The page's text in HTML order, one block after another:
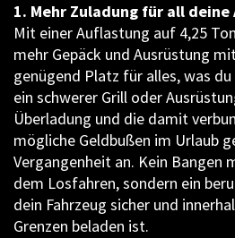
1. Mehr Zuladung für all
Mit einer Auflastung auf 4,25
mehr Gepäck und Ausrüstung
genügend Platz für alles, was
ein schwerer Grill oder
Überladung und die damit
mögliche Geldbußen im Urlaub
Vergangenheit an. Kein Bangen
dem Losfahren, sondern ein
dein Fahrzeug sicher und
Grenzen beladen ist.